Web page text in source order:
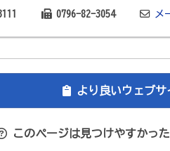
0796-82-3054 メ
より良いウェブ
このページは見つけやすかっ